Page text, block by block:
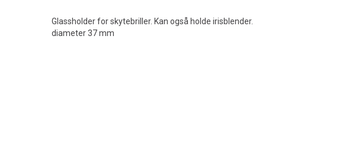
Glassholder for skytebriller. Kan også holde irisblender.
diameter 37 mm